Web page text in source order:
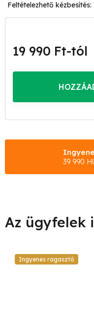
19 990 Ft-tól
39 990
Ingyenes ragasztó